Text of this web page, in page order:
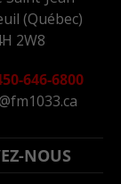
(Québec)
2W8
646-6800
NOUS